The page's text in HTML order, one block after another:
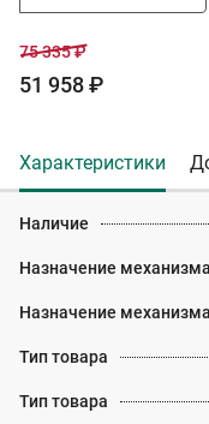
75 335 ₽
51 958 ₽
Характеристики
Наличие
Назначение механизма
Назначение механизма
Тип товара
Тип товара